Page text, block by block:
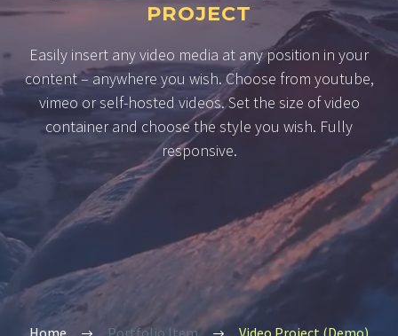
PROJECT
Easily insert any video media at any position in your
content – anywhere you wish. Choose from youtube,
vimeo or self-hosted videos. Set the size of video
container and choose the style you wish. Fully
responsive.
Home Portfolio Item Video Project (Demo)